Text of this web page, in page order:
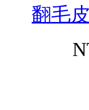
翻毛